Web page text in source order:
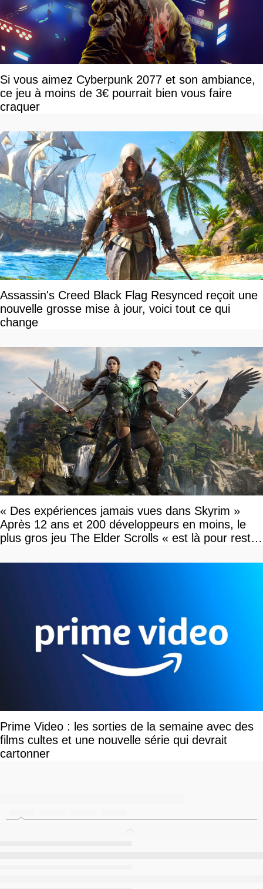
Si vous aimez Cyberpunk 2077 et son ambiance,
ce jeu à moins de 3€ pourrait bien vous faire
craquer
Assassin's Creed Black Flag Resynced reçoit une
nouvelle grosse mise à jour, voici tout ce qui
change
« Des expériences jamais vues dans Skyrim »
Après 12 ans et 200 développeurs en moins, le
plus gros jeu The Elder Scrolls « est là pour rester
Prime Video : les sorties de la semaine avec des
films cultes et une nouvelle série qui devrait
cartonner